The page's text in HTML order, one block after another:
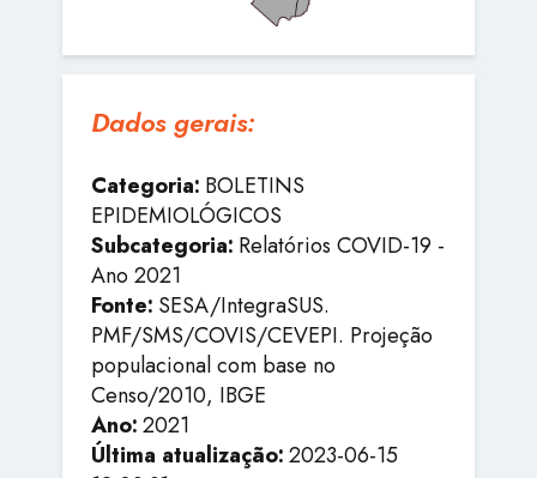
Dados gerais:
Categoria: BOLETINS
EPIDEMIOLÓGICOS
Subcategoria: Relatórios COVID-19 -
Ano 2021
Fonte: SESA/IntegraSUS.
PMF/SMS/COVIS/CEVEPI. Projeção
populacional com base no
Censo/2010, IBGE
Ano:2021
Última atualização:2023-06-15